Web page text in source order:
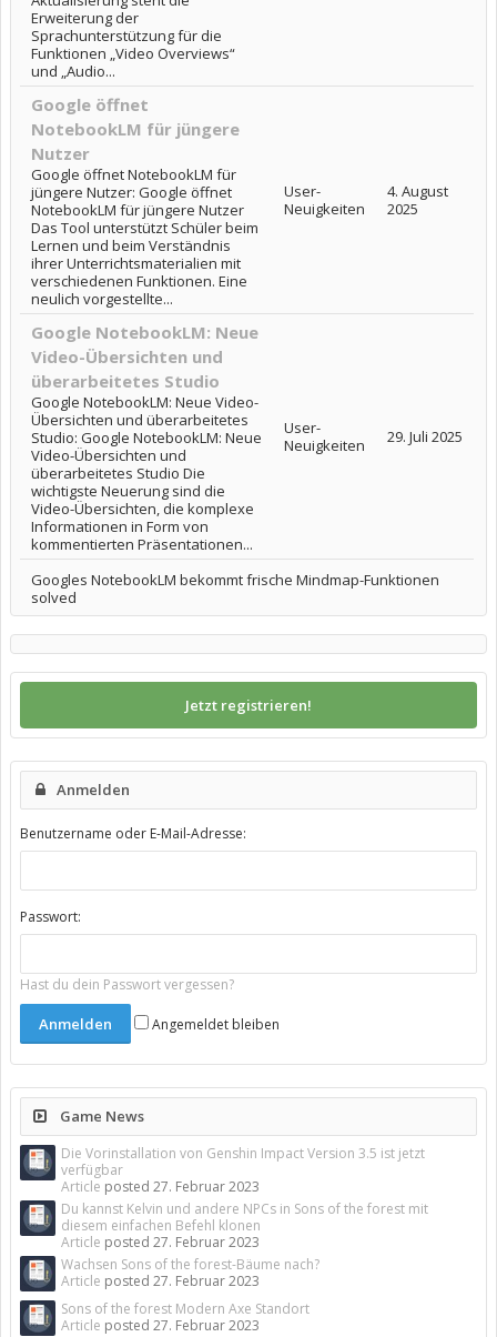
Erweiterung der
Sprachunterstützung für die
Funktionen „Video Overviews“
und „Audio...
Google öffnet
NotebookLM für jüngere
Nutzer
Google öffnet NotebookLM für
jüngere Nutzer: Google öffnet
NotebookLM für jüngere Nutzer
Das Tool unterstützt Schüler beim
Lernen und beim Verständnis
ihrer Unterrichtsmaterialien mit
verschiedenen Funktionen. Eine
neulich vorgestellte...
User-
Neuigkeiten
4. August
2025
Google NotebookLM: Neue
Video-Übersichten und
überarbeitetes Studio
Google NotebookLM: Neue Video-
Übersichten und überarbeitetes
Studio: Google NotebookLM: Neue
Video-Übersichten und
überarbeitetes Studio Die
wichtigste Neuerung sind die
Video-Übersichten, die komplexe
Informationen in Form von
kommentierten Präsentationen...
User-
Neuigkeiten
29. Juli 2025
Googles NotebookLM bekommt frische Mindmap-Funktionen
solved
Jetzt registrieren!
Anmelden
Benutzername oder E-Mail-Adresse:
Passwort:
Hast du dein Passwort vergessen?
Angemeldet bleiben
Game News
Die Vorinstallation von Genshin Impact Version 3.5 ist jetzt
verfügbar
Article posted 27. Februar 2023
Du kannst Kelvin und andere NPCs in Sons of the forest mit
diesem einfachen Befehl klonen
Article posted 27. Februar 2023
Wachsen Sons of the forest-Bäume nach?
Article posted 27. Februar 2023
Sons of the forest Modern Axe Standort
Article posted 27. Februar 2023